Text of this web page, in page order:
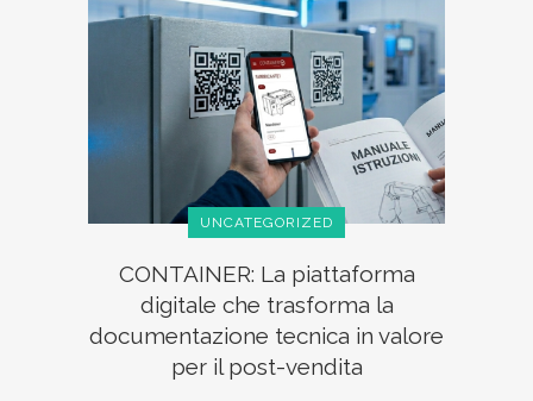
UNCATEGORIZED
CONTAINER: La piattaforma
digitale che trasforma la
documentazione tecnica in valore
per il post-vendita